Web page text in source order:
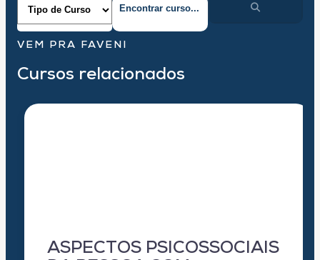
VEM PRA FAVENI
Cursos relacionados
ASPECTOS PSICOSSOCIAIS